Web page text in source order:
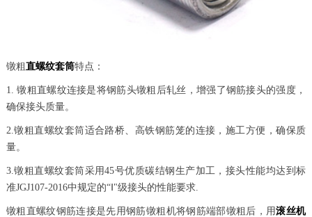
镦粗直螺纹套筒特点：
1. 镦粗直螺纹连接是将钢筋头镦粗后轧丝，增强了钢筋接头的强度，
确保接头质量。
2.镦粗直螺纹套筒适合路桥、高铁钢筋笼的连接，施工方便，确保质
量。
3.镦粗直螺纹套筒采用45号优质碳结钢生产加工，接头性能均达到标
准JGJ107-2016中规定的“Ⅰ"级接头的性能要求.
镦粗直螺纹钢筋连接是先用钢筋镦粗机将钢筋端部镦粗后，用滚丝机